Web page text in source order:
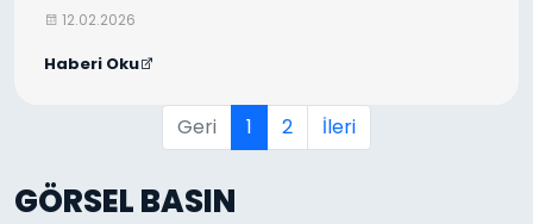
12.02.2026
Haberi Oku
Geri 1 2 İleri
GÖRSEL BASIN